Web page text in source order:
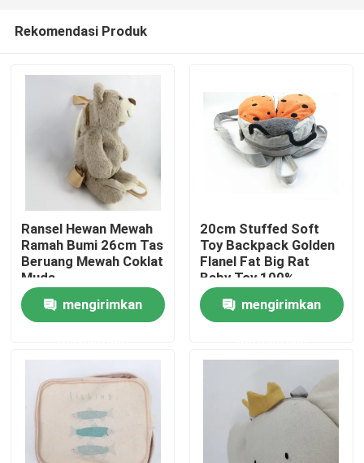
Rumah
Produk
Tentang kami
Tur Pabrik
Rekomendasi Produk
Ransel Hewan Mewah
Ramah Bumi 26cm Tas
Beruang Mewah Coklat
Muda
mengirimkan
20cm Stuffed Soft
Toy Backpack Golden
Flanel Fat Big Rat
Baby Toy 100%
Polyester
mengirimkan